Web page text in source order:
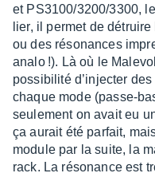
et PS3100/3200/3300,
lier, il permet de
ou des réso­nances
analo !). Là où le
possi­bi­lité d’injec­ter
chaque mode (passe-
seule­ment on avait eu
ça aurait été parfait,
module par la suite, la
rack. La réso­nance est